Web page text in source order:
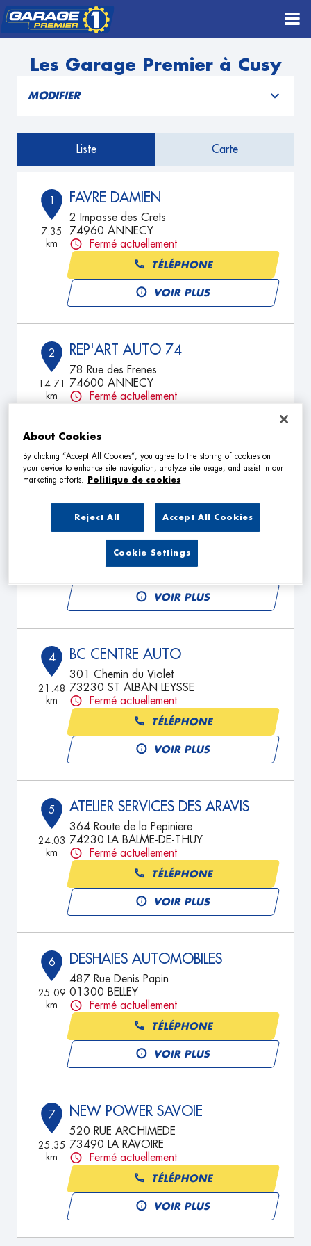
Les Garage Premier à Cusy
MODIFIER
Liste Carte
1
7.35
km
FAVRE DAMIEN
2 Impasse des Crets
74960 ANNECY
Fermé actuellement
TÉLÉPHONE
VOIR PLUS
2
14.71
km
REP'ART AUTO 74
78 Rue des Frenes
74600 ANNECY
Fermé actuellement
3 CARROSSERIE PATERNO
598 RTE DE LA SERRAZ
73370 LE BOURGET-DU-LAC
Fermé actuellement
TÉLÉPHONE
VOIR PLUS
4
21.48
km
BC CENTRE AUTO
301 Chemin du Violet
73230 ST ALBAN LEYSSE
Fermé actuellement
TÉLÉPHONE
VOIR PLUS
5
24.03
km
ATELIER SERVICES DES ARAVIS
364 Route de la Pepiniere
74230 LA BALME-DE-THUY
Fermé actuellement
TÉLÉPHONE
VOIR PLUS
6
25.09
km
DESHAIES AUTOMOBILES
487 Rue Denis Papin
01300 BELLEY
Fermé actuellement
TÉLÉPHONE
VOIR PLUS
7
25.35
km
NEW POWER SAVOIE
520 RUE ARCHIMEDE
73490 LA RAVOIRE
Fermé actuellement
TÉLÉPHONE
VOIR PLUS
About Cookies
By clicking “Accept All Cookies”, you agree to the storing of cookies on
your device to enhance site navigation, analyze site usage, and assist in our
marketing efforts.
Politique de cookies
Reject All Accept All Cookies
Cookie Settings